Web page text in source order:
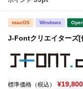
macOS Windows
J-Fontクリエイターズ[
標準価格（税込） ¥19,800